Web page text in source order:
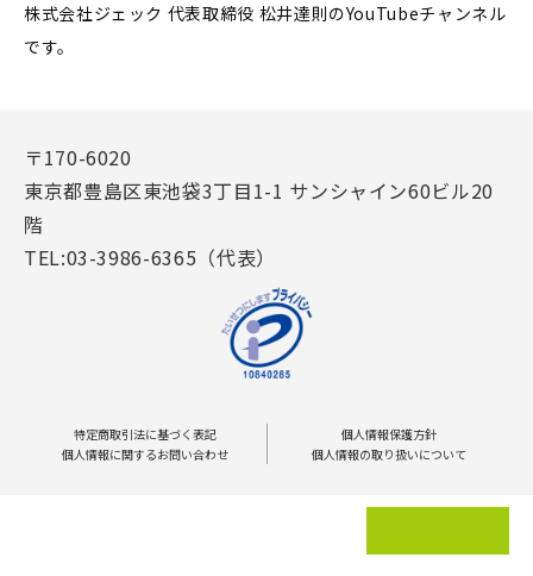
株式会社ジェック 代表取締役 松井達則のYouTubeチャンネル
です。
〒170-6020
東京都豊島区東池袋3丁目1-1 サンシャイン60ビル20
階
TEL:03-3986-6365（代表）
特定商取引法に基づく表記
個人情報保護方針
個人情報に関するお問い合わせ
個人情報の取り扱いについて